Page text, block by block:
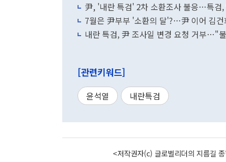
尹, '내란 특검' 2차 소환조사 불응…특검,
7월은 尹부부 '소환의 달'?…尹 이어 김
내란 특검, 尹 조사일 변경 요청 거부…"
[관련키워드]
윤석열 내란특검
<저작권자(c) 글로벌리더의 지름길